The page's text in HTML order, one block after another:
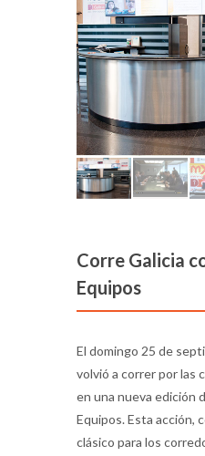
Corre Galicia
Equipos
El domingo 25 de
volvió a correr por las
en una nueva edición
Equipos. Esta acción,
clásico para los